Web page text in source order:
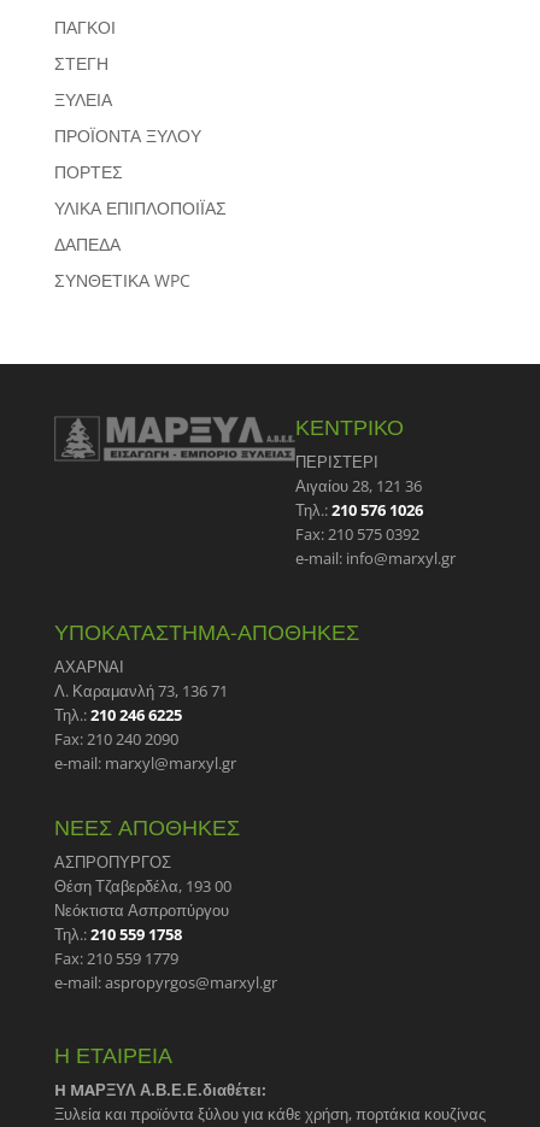
ΠΑΓΚΟΙ
ΣΤΕΓΗ
ΞΥΛΕΙΑ
ΠΡΟΪΟΝΤΑ ΞΥΛΟΥ
ΠΟΡΤΕΣ
ΥΛΙΚΑ ΕΠΙΠΛΟΠΟΙΪΑΣ
ΔΑΠΕΔΑ
ΣΥΝΘΕΤΙΚΑ WPC
ΚΕΝΤΡΙΚΟ
ΠΕΡΙΣΤΕΡΙ
Αιγαίου 28, 121 36
Τηλ.:210 576 1026
Fax: 210 575 0392
e-mail: info@marxyl.gr
ΥΠΟΚΑΤΑΣΤΗΜΑ-ΑΠΟΘΗΚΕΣ
ΑΧΑΡΝΑΙ
Λ. Καραμανλή 73, 136 71
Τηλ.:210 246 6225
Fax: 210 240 2090
e-mail: marxyl@marxyl.gr
ΝΕΕΣ ΑΠΟΘΗΚΕΣ
ΑΣΠΡΟΠΥΡΓΟΣ
Θέση Τζαβερδέλα, 193 00
Νεόκτιστα Ασπροπύργου
Τηλ.:210 559 1758
Fax: 210 559 1779
e-mail: aspropyrgos@marxyl.gr
Η ΕΤΑΙΡΕΙΑ
H MAΡΞΥΛ Α.Β.Ε.Ε.διαθέτει:
Ξυλεία και προϊόντα ξύλου για κάθε χρήση, πορτάκια κουζίνας